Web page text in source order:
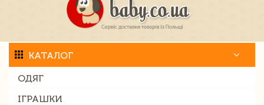
КАТАЛОГ
ОДЯГ
ІГРАШКИ